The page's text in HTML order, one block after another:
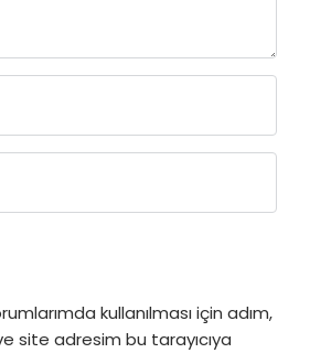
kullanılması için adım,
site adresim bu tarayıcıya